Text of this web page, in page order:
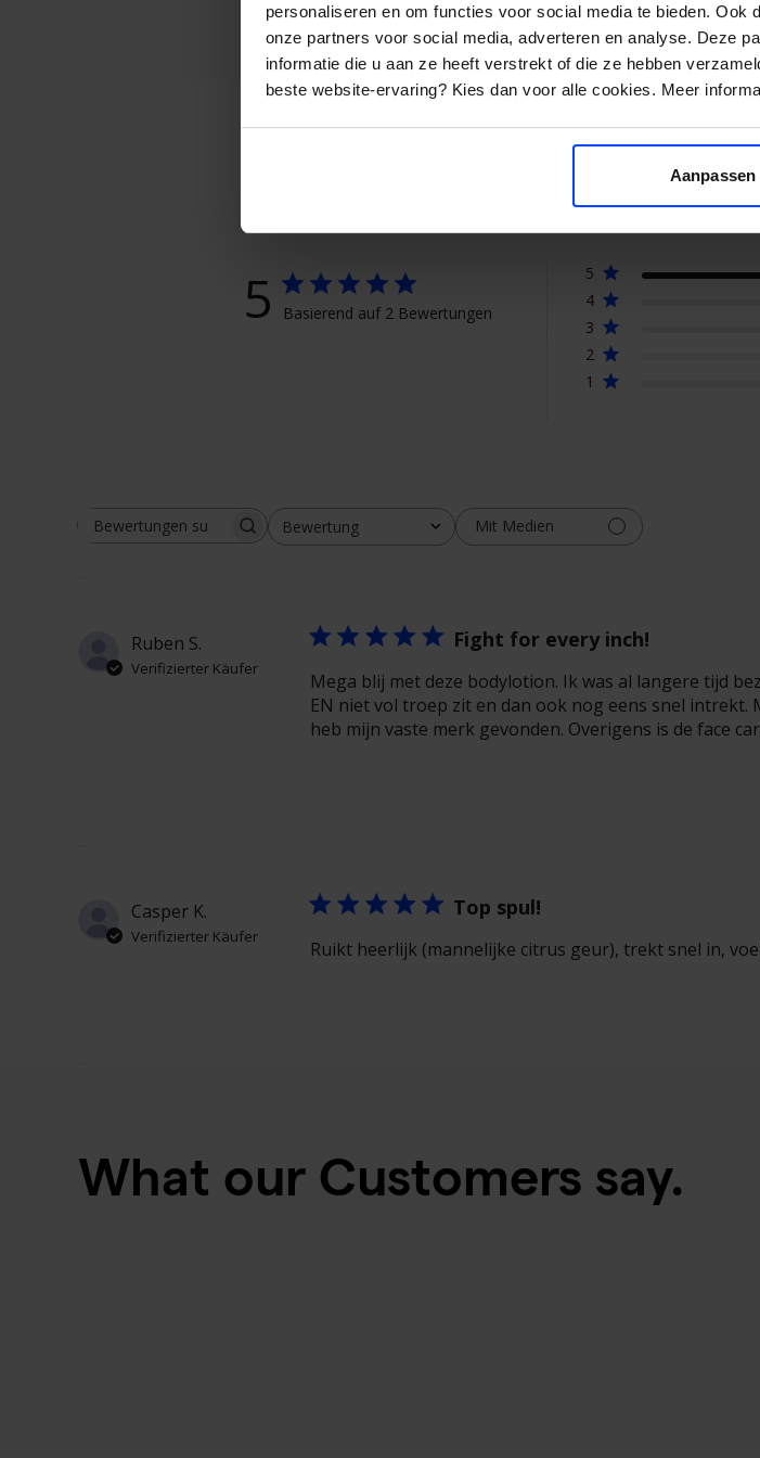
personaliseren en om functies voor social media te bieden.
onze partners voor social media, adverteren en analyse. Deze
informatie die u aan ze heeft verstrekt of die ze hebben
beste website-ervaring? Kies dan voor alle cookies. Meer
Aanpassen
5 Basierend auf 2 Bewertungen
5
4
3
2
1
Bewertungen suchen
Bewertung
Alle Bewertungen
Mit Medien
Ruben S.
Verifizierter Käufer
Fight for every inch!
Mega blij met deze bodylotion. Ik was al langere tijd
EN niet vol troep zit en dan ook nog eens snel
heb mijn vaste merk gevonden. Overigens is de face
Casper K.
Verifizierter Käufer
Top spul!
Ruikt heerlijk (mannelijke citrus geur), trekt snel in,
What our Customers say.